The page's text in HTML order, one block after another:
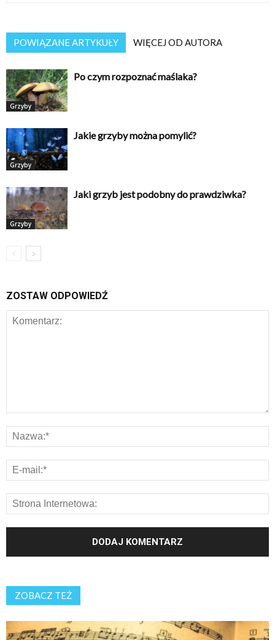
POWIĄZANE ARTYKUŁY WIĘCEJ OD AUTORA
Grzyby
Po czym rozpoznać maślaka?
Grzyby
Jakie grzyby można pomylić?
Grzyby
Jaki grzyb jest podobny do prawdziwka?
ZOSTAW ODPOWIEDŹ
ZOBACZ TEŻ